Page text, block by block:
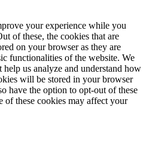
your experience while you
of these, the cookies that are
on your browser as they are
functionalities of the website. We
us analyze and understand how
will be stored in your browser
have the option to opt-out of these
of these cookies may affect your